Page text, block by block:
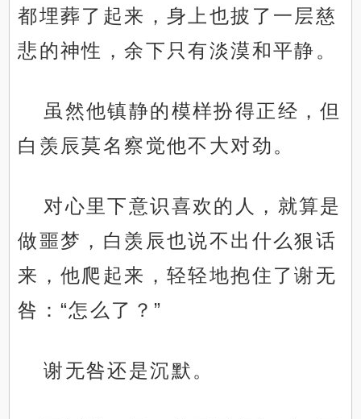
都埋葬了起来，身上也披了一层慈
悲的神性，余下只有淡漠和平静。
虽然他镇静的模样扮得正经，但
白羡辰莫名察觉他不大对劲。
对心里下意识喜欢的人，就算是
做噩梦，白羡辰也说不出什么狠话
来，他爬起来，轻轻地抱住了谢无
咎：“怎么了？”
谢无咎还是沉默。